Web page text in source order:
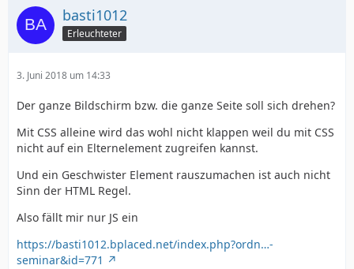
basti1012
Erleuchteter
3. Juni 2018 um 14:33
Der ganze Bildschirm bzw. die ganze Seite soll sich drehen?
Mit CSS alleine wird das wohl nicht klappen weil du mit CSS
nicht auf ein Elternelement zugreifen kannst.
Und ein Geschwister Element rauszumachen ist auch nicht
Sinn der HTML Regel.
Also fällt mir nur JS ein
https://basti1012.bplaced.net/index.php?ordn…-
seminar&id=771